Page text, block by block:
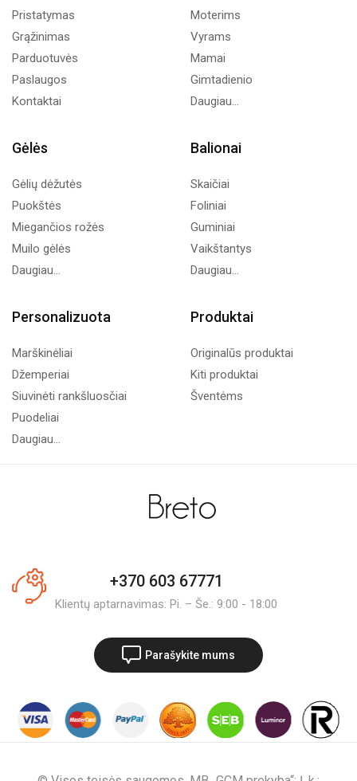
Pristatymas
Grąžinimas
Parduotuvės
Paslaugos
Kontaktai
Moterims
Vyrams
Mamai
Gimtadienio
Daugiau...
Gėlės
Gėlių dėžutės
Puokštės
Miegančios rožės
Muilo gėlės
Daugiau...
Balionai
Skaičiai
Foliniai
Guminiai
Vaikštantys
Daugiau...
Personalizuota
Marškinėliai
Džemperiai
Siuvinėti rankšluosčiai
Puodeliai
Daugiau...
Produktai
Originalūs produktai
Kiti produktai
Šventėms
+370 603 67771
Klientų aptarnavimas: Pi. – Še.: 9:00 - 18:00
Parašykite mums